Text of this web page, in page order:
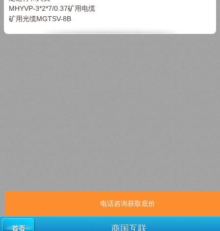
MHYVP-3*2*7/0.37矿用电缆
矿用光缆MGTSV-8B
电话咨询获取底价
首页 商国互联